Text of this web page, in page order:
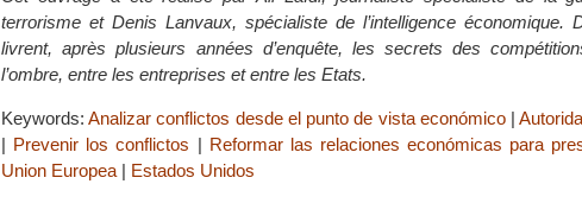
terrorisme et Denis Lanvaux, spécialiste de l’intelligence économique.
livrent, après plusieurs années d’enquête, les secrets des
l’ombre, entre les entreprises et entre les Etats.
Keywords:Analizar conflictos desde el punto de vista económico|
| Prevenir los conflictos | Reformar las relaciones económicas para
Union Europea | Estados Unidos